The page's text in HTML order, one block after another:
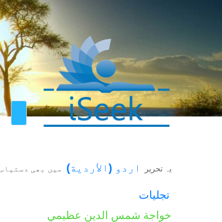
یہ تحریر اردو ( الأردية) میں بھی
تجلیات
خواجة شمس الدين عظيمي